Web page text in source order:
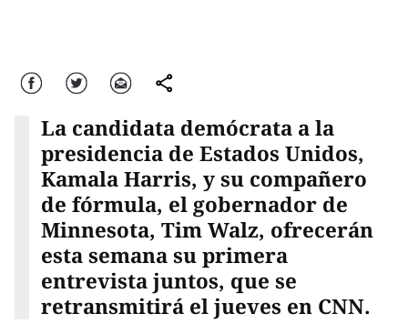
Facebook Twitter Correo comparte
La candidata demócrata a la
presidencia de Estados Unidos,
Kamala Harris, y su compañero
de fórmula, el gobernador de
Minnesota, Tim Walz, ofrecerán
esta semana su primera
entrevista juntos, que se
retransmitirá el jueves en CNN.